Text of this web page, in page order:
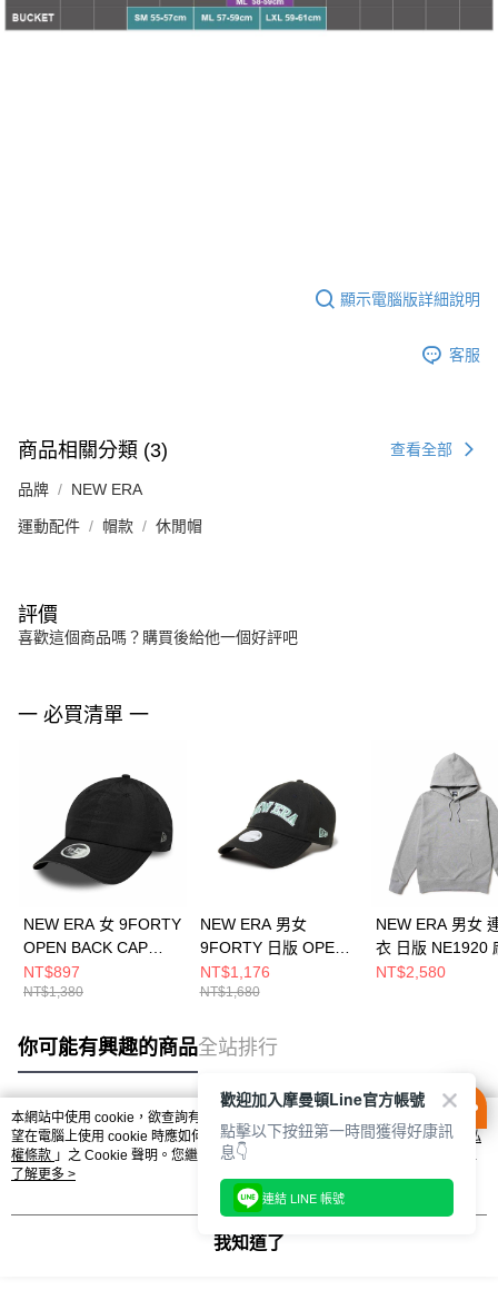
顯示電腦版詳細說明
客服
商品相關分類 (3) 查看全部
品牌 NEW ERA
運動配件 帽款 休閒帽
評價
喜歡這個商品嗎？購買後給他一個好評吧
一 必買清單 一
NEW ERA 女 9FORTY
OPEN BACK CAP
NEW ERA 黑
NE60667455
NT$897
NT$1,380
NEW ERA 男女
9FORTY 日版 OPEN
BACK CHARM
NE14388169
NT$1,176
NT$1,680
NEW ERA 男女
衣 日版 NE1920
NE14735040
NT$2,580
你可能有興趣的商品全站排行
熱門標籤
本網站中使用 cookie，欲查詢有關本網站使用 cookie 方式之詳情，及若您不希
望在電腦上使用 cookie 時應如何變更電腦的 cookie 設定，請參閱本網站「
隱私
權條款 」之 Cookie 聲明。您繼續使用本網站即表示您同意本公司得按本網站使
用條款之 Cookie 聲明使用 cookie。
了解更多 >
我知道了
歡迎加入摩曼頓Line官方帳號
點擊以下按鈕第一時間獲得好康訊
息👇
連結 LINE 帳號